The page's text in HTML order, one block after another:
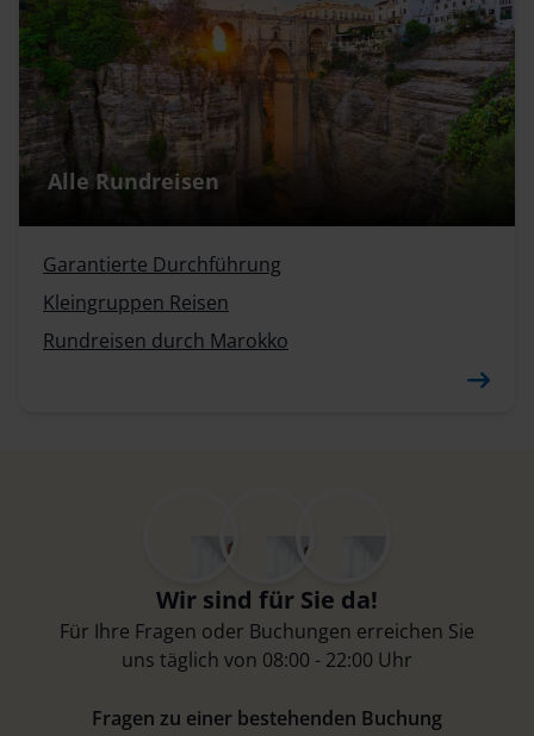
Alle Rundreisen
Garantierte Durchführung
Kleingruppen Reisen
Rundreisen durch Marokko
Wir sind für Sie da!
Für Ihre Fragen oder Buchungen erreichen Sie
uns täglich von 08:00 - 22:00 Uhr
Fragen zu einer bestehenden Buchung